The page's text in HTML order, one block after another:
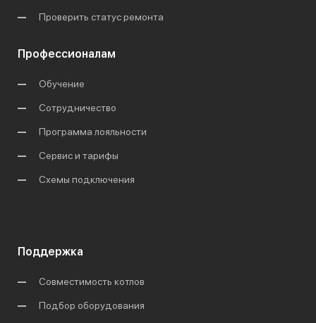
Проверить статус ремонта
Профессионалам
Обучение
Сотрудничество
Программа лояльности
Сервис и тарифы
Схемы подключения
Поддержка
Совместимость котлов
Подбор оборудования